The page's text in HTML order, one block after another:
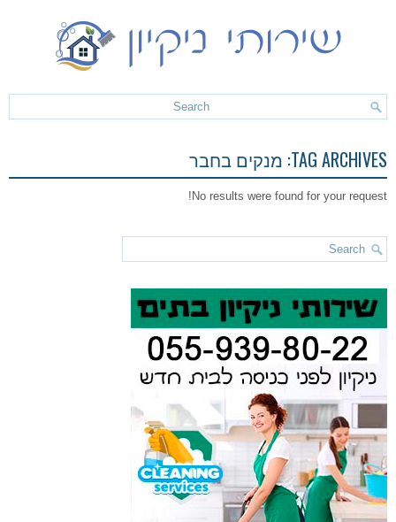
TAG ARCHIVES: מנקים בחבר
No results were found for your request!